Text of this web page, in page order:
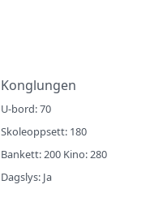
Konglungen
U-bord: 70
Skoleoppsett: 180
Bankett: 200 Kino: 280
Dagslys: Ja